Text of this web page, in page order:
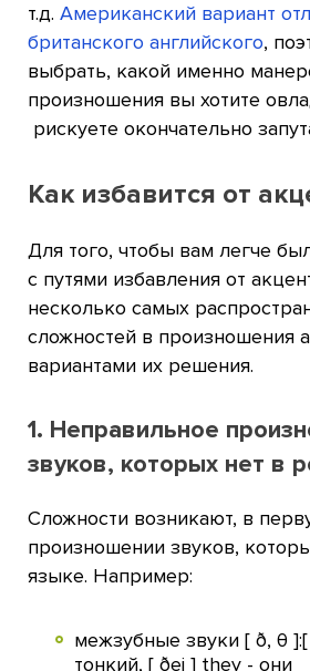
т.д. Американский вариант
британского английского,
выбрать, какой именно
произношения вы хотите
рискуете окончательно
Как избавится от
Для того, чтобы вам легче
с путями избавления от
несколько самых
сложностей в произношения
вариантами их решения.
1. Неправильное
звуков, которых нет в
Сложности возникают, в
произношении звуков,
языке. Например:
межзубные звуки [ ð, θ
тонкий, [ ðei ] they - они